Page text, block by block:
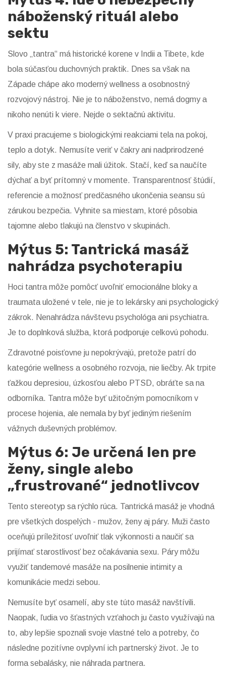
náboženský rituál alebo
sektu
Slovo „tantra“ má historické korene v Indii a Tibete, kde
bola súčasťou duchovných praktik. Dnes sa však na
Západe chápe ako moderný wellness a osobnostný
rozvojový nástroj. Nie je to náboženstvo, nemá dogmy a
nikoho nenúti k viere. Nejde o sektačnú aktivitu.
V praxi pracujeme s biologickými reakciami tela na pokoj,
teplo a dotyk. Nemusíte veriť v čakry ani nadprirodzené
sily, aby ste z masáže mali úžitok. Stačí, keď sa naučíte
dýchať a byť prítomný v momente. Transparentnosť štúdií,
referencie a možnosť predčasného ukončenia seansu sú
zárukou bezpečia. Vyhnite sa miestam, ktoré pôsobia
tajomne alebo tlakujú na členstvo v skupinách.
Mýtus 5: Tantrická masáž
nahrádza psychoterapiu
Hoci tantra môže pomôcť uvoľniť emocionálne bloky a
traumata uložené v tele, nie je to lekársky ani psychologický
zákrok. Nenahrádza návštevu psychológa ani psychiatra.
Je to doplnková služba, ktorá podporuje celkovú pohodu.
Zdravotné poisťovne ju nepokrývajú, pretože patrí do
kategórie wellness a osobného rozvoja, nie liečby. Ak trpite
ťažkou depresiou, úzkosťou alebo PTSD, obráťte sa na
odborníka. Tantra môže byť užitočným pomocníkom v
procese hojenia, ale nemala by byť jediným riešením
vážnych duševných problémov.
Mýtus 6: Je určená len pre
ženy, single alebo
„frustrované“ jednotlivcov
Tento stereotyp sa rýchlo rúca. Tantrická masáž je vhodná
pre všetkých dospelých - mužov, ženy aj páry. Muži často
oceňujú príležitosť uvoľniť tlak výkonnosti a naučiť sa
prijímať starostlivosť bez očakávania sexu. Páry môžu
využiť tandemové masáže na posilnenie intimity a
komunikácie medzi sebou.
Nemusíte byť osamelí, aby ste túto masáž navštívili.
Naopak, ľudia vo šťastných vzťahoch ju často využívajú na
to, aby lepšie spoznali svoje vlastné telo a potreby, čo
následne pozitívne ovplyvní ich partnerský život. Je to
forma sebalásky, nie náhrada partnera.